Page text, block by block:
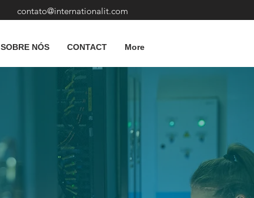
contato@internationalit.com
SOBRE NÓS CONTACT More